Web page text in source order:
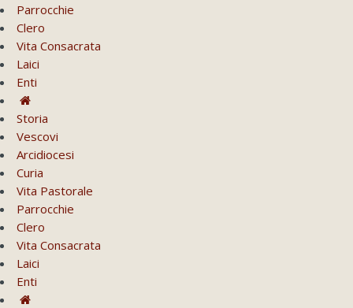
Parrocchie
Clero
Vita Consacrata
Laici
Enti
Storia
Vescovi
Arcidiocesi
Curia
Vita Pastorale
Parrocchie
Clero
Vita Consacrata
Laici
Enti